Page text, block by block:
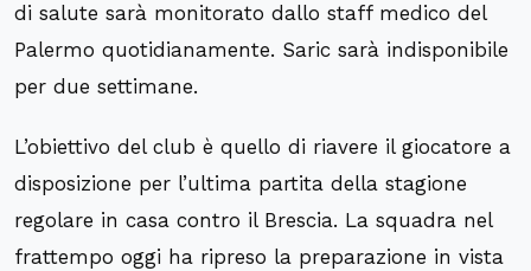
di salute sarà monitorato dallo staff medico del
Palermo quotidianamente. Saric sarà indisponibile
per due settimane.
L’obiettivo del club è quello di riavere il giocatore a
disposizione per l’ultima partita della stagione
regolare in casa contro il Brescia. La squadra nel
frattempo oggi ha ripreso la preparazione in vista